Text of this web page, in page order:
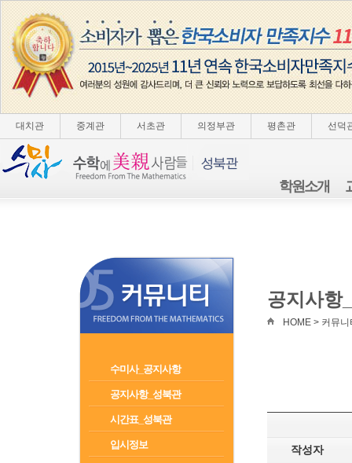
대치관 중계관 서초관 의정부관 평촌관 선덕
학원소개
수미사_공지사항
공지사항_성북관
시간표_성북관
입시정보
공지사항
HOME > 커뮤
작성자